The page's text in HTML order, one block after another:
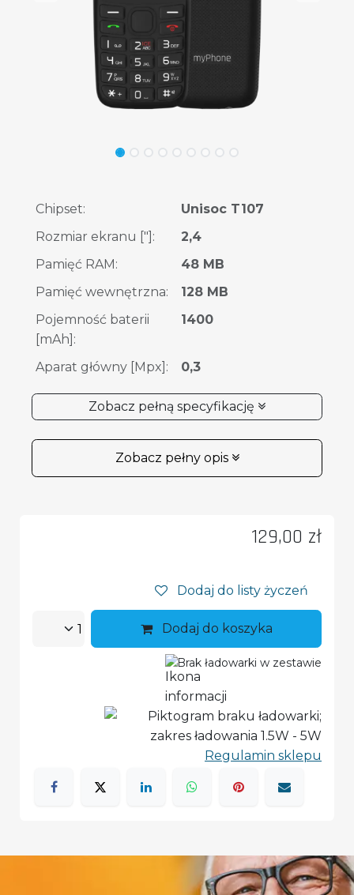
Chipset:
Unisoc T107
Rozmiar ekranu ["] :
2,4
Pamięć RAM:
48 MB
Pamięć wewnętrzna:
128 MB
Pojemność baterii
[mAh] :
1400
Aparat główny [Mpx] : 0,3
Zobacz pełną specyfikację
Zobacz pełny opis
129,00 zł
Dodaj do listy życzeń
Dodaj do koszyka
Brak ładowarki w zestawie
Regulamin sklepu